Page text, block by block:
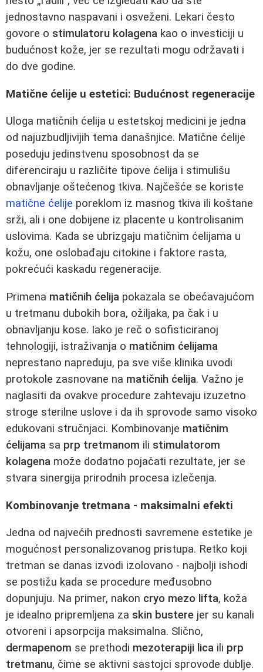
jednostavno naspavani i osveženi. Lekari često
govore o stimulatoru kolagena kao o investiciji u
budućnost kože, jer se rezultati mogu održavati i
do dve godine.
Matične ćelije u estetici: Budućnost regeneracije
Uloga matičnih ćelija u estetskoj medicini je jedna
od najuzbudljivijih tema današnjice. Matične ćelije
poseduju jedinstvenu sposobnost da se
diferenciraju u različite tipove ćelija i stimulišu
obnavljanje oštećenog tkiva. Najčešće se koriste
matične ćelije poreklom iz masnog tkiva ili koštane
srži, ali i one dobijene iz placente u kontrolisanim
uslovima. Kada se ubrizgaju matičnim ćelijama u
kožu, one oslobađaju citokine i faktore rasta,
pokrećući kaskadu regeneracije.
Primena matičnih ćelija pokazala se obećavajućom
u tretmanu dubokih bora, ožiljaka, pa čak i u
obnavljanju kose. Iako je reč o sofisticiranoj
tehnologiji, istraživanja o matičnim ćelijama
neprestano napreduju, pa sve više klinika uvodi
protokole zasnovane na matičnih ćelija. Važno je
naglasiti da ovakve procedure zahtevaju izuzetno
stroge sterilne uslove i da ih sprovode samo visoko
edukovani stručnjaci. Kombinovanje matičnim
ćelijama sa prp tretmanom ili stimulatorom
kolagena može dodatno pojačati rezultate, jer se
stvara sinergija prirodnih procesa izlečenja.
Kombinovanje tretmana - maksimalni efekti
Jedna od najvećih prednosti savremene estetike je
mogućnost personalizovanog pristupa. Retko koji
tretman se danas izvodi izolovano - najbolji ishodi
se postižu kada se procedure međusobno
dopunjuju. Na primer, nakon cryo mezo lifta, koža
je idealno pripremljena za skin bustere jer su kanali
otvoreni i apsorpcija maksimalna. Slično,
dermapenom se prethodi mezoterapiji lica ili prp
tretmanu, čime se aktivni sastojci sprovode dublje.